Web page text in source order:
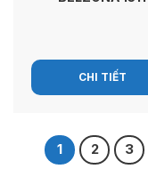
CHI TIẾT
1 2 3